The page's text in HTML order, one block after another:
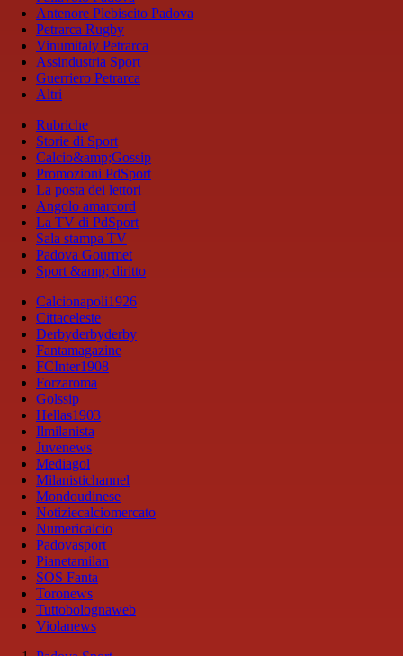
Antenore Plebiscito Padova
Petrarca Rugby
Vinumitaly Petrarca
Assindustria Sport
Guerriero Petrarca
Altri
Rubriche
Storie di Sport
Calcio&amp;Gossip
Promozioni PdSport
La posta dei lettori
Angolo amarcord
La TV di PdSport
Sala stampa TV
Padova Gourmet
Sport &amp; diritto
Calcionapoli1926
Cittaceleste
Derbyderbyderby
Fantamagazine
FCInter1908
Forzaroma
Golssip
Hellas1903
Ilmilanista
Juvenews
Mediagol
Milanistichannel
Mondoudinese
Notiziecalciomercato
Numericalcio
Padovasport
Pianetamilan
SOS Fanta
Toronews
Tuttobolognaweb
Violanews